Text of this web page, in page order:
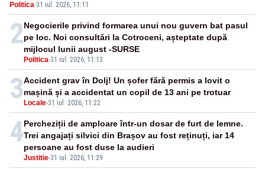
externe în fața incendiilor de vegetație!”
Politica·31 iul. 2026, 11:11
2
Politica-31 iul. 2026, 11:13
Negocierile privind formarea unui nou guvern bat pasul
pe loc. Noi consultări la Cotroceni, așteptate după
mijlocul lunii august -SURSE
3 Locale-31 iul. 2026, 11:22
Accident grav în Dolj! Un șofer fără permis a lovit o
mașină și a accidentat un copil de 13 ani pe trotuar
4
Justitie-31 iul. 2026, 11:29
Percheziții de amploare într-un dosar de furt de lemne.
Trei angajați silvici din Brașov au fost reținuți, iar 14
persoane au fost duse la audieri